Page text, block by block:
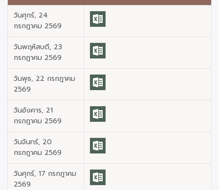
วันศุกร์, 24
กรกฎาคม 2569
วันพฤหัสบดี, 23
กรกฎาคม 2569
วันพุธ, 22 กรกฎาคม
2569
วันอังคาร, 21
กรกฎาคม 2569
วันจันทร์, 20
กรกฎาคม 2569
วันศุกร์, 17 กรกฎาคม
2569